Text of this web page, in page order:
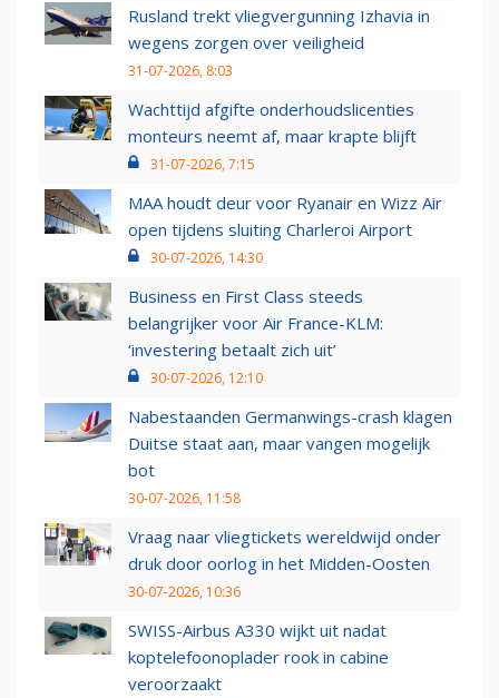
Rusland trekt vliegvergunning Izhavia in
wegens zorgen over veiligheid
31-07-2026, 8:03
Wachttijd afgifte onderhoudslicenties
monteurs neemt af, maar krapte blijft
31-07-2026, 7:15
MAA houdt deur voor Ryanair en Wizz Air
open tijdens sluiting Charleroi Airport
30-07-2026, 14:30
Business en First Class steeds
belangrijker voor Air France-KLM:
‘investering betaalt zich uit’
30-07-2026, 12:10
Nabestaanden Germanwings-crash klagen
Duitse staat aan, maar vangen mogelijk
bot
30-07-2026, 11:58
Vraag naar vliegtickets wereldwijd onder
druk door oorlog in het Midden-Oosten
30-07-2026, 10:36
SWISS-Airbus A330 wijkt uit nadat
koptelefoonoplader rook in cabine
veroorzaakt